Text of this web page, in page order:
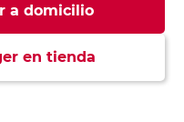
a domicilio
en tienda